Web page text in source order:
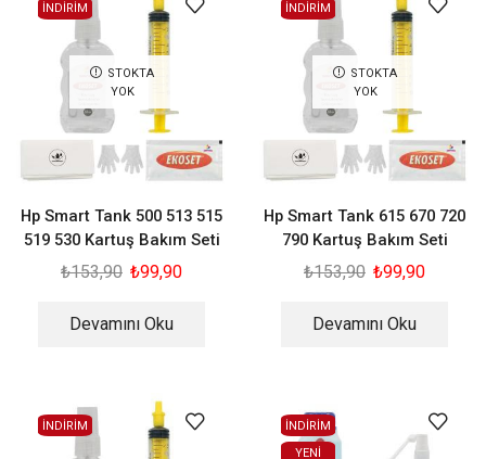
İNDİRİM
STOKTA
YOK
Hp Smart Tank 500 513 515
519 530 Kartuş Bakım Seti
₺153,90 ₺99,90
Devamını Oku
İNDİRİM
STOKTA
YOK
Hp Smart Tank 615 670 720
790 Kartuş Bakım Seti
₺153,90 ₺99,90
Devamını Oku
İNDİRİM
İNDİRİM
YENI